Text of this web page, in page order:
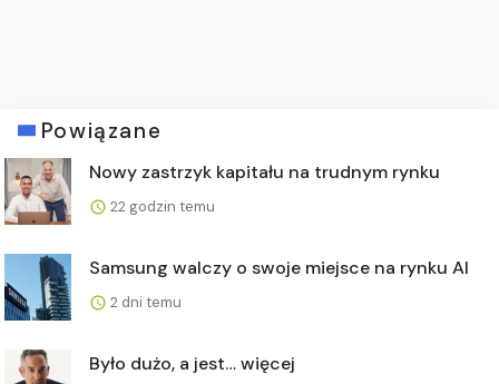
Powiązane
Nowy zastrzyk kapitału na trudnym rynku
22 godzin temu
Samsung walczy o swoje miejsce na rynku AI
2 dni temu
Było dużo, a jest… więcej